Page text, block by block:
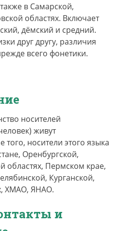
в Самарской,
областях. Включает
дёмский и средний.
друг другу, различия
всего фонетики.
носителей
живут
носители этого языка
Оренбургской,
областях, Пермском крае,
Курганской,
ХМАО, ЯНАО.
и